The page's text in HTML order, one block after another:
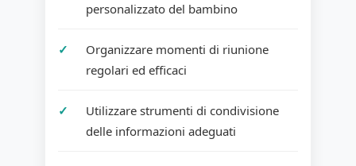
personalizzato del bambino
Organizzare momenti di riunione
regolari ed efficaci
Utilizzare strumenti di condivisione
delle informazioni adeguati